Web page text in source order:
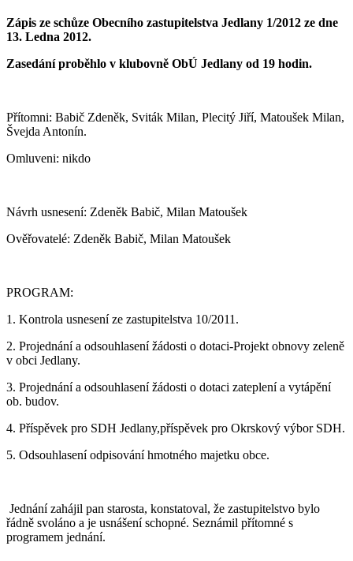
Zápis ze schůze Obecního zastupitelstva Jedlany 1/2012 ze dne
13. Ledna 2012.
Zasedání proběhlo v klubovně ObÚ Jedlany od 19 hodin.
Přítomni: Babič Zdeněk, Sviták Milan, Plecitý Jiří, Matoušek Milan,
Švejda Antonín.
Omluveni: nikdo
Návrh usnesení: Zdeněk Babič, Milan Matoušek
Ověřovatelé: Zdeněk Babič, Milan Matoušek
PROGRAM:
1. Kontrola usnesení ze zastupitelstva 10/2011.
2. Projednání a odsouhlasení žádosti o dotaci-Projekt obnovy zeleně
v obci Jedlany.
3. Projednání a odsouhlasení žádosti o dotaci zateplení a vytápění
ob. budov.
4. Příspěvek pro SDH Jedlany,příspěvek pro Okrskový výbor SDH.
5. Odsouhlasení odpisování hmotného majetku obce.
Jednání zahájil pan starosta, konstatoval, že zastupitelstvo bylo
řádně svoláno a je usnášení schopné. Seznámil přítomné s
programem jednání.